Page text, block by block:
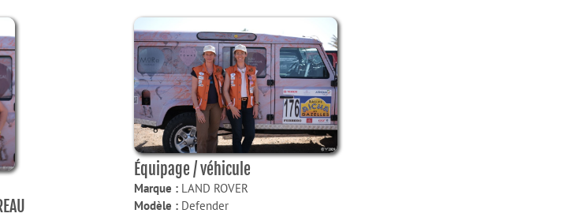
Équipage / véhicule
Marque : LAND ROVER
Modèle : Defender